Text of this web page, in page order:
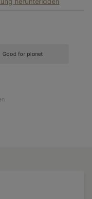
Good for planet